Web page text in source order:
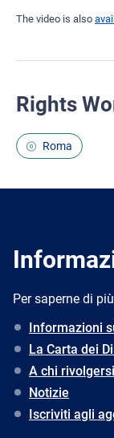
The video is also
Rights
Roma
Per saperne di
Informazioni
La Carta dei
A chi
Notizie
Iscriviti agli